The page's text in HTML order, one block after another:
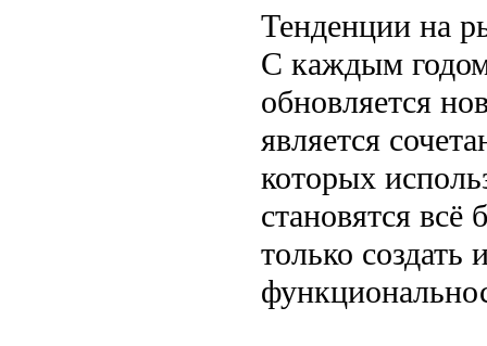
Тенденции на
С каждым
обновляется
является
которых
становятся
только